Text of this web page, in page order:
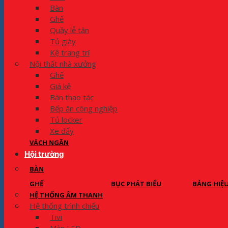
Bàn
Ghế
Quầy lễ tân
Tủ giày
Kệ trang trí
Nội thất nhà xưởng
Ghế
Giá kệ
Bàn thao tác
Bếp ăn công nghiệp
Tủ locker
Xe đẩy
VÁCH NGĂN
Hội trường
BÀN
GHẾ
BỤC PHÁT BIỂU
BẢNG
HỆ THỐNG ÂM THANH
Hệ thống trình chiếu
Tivi